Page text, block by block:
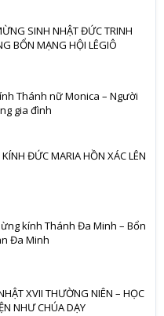
SINH NHẬT ĐỨC TRINH
BỔN MẠNG HỘI LÊGIÔ
Thánh nữ Monica – Người
gia đình
ĐỨC MARIA HỒN XÁC LÊN
kính Thánh Đa Minh – Bổn
Đa Minh
XVII THƯỜNG NIÊN – HỌC
NHƯ CHÚA DẠY